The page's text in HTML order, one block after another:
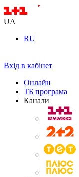
UA
RU
Вхід в кабінет
Онлайн
ТБ програма
Канали